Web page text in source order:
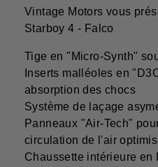
Vintage Motors vous
Starboy 4 - Falco
Tige en "Micro-Synth"
Inserts malléoles en
absorption des chocs
Système de laçage
Panneaux "Air-Tech"
circulation de l'air
Chaussette intérieure en